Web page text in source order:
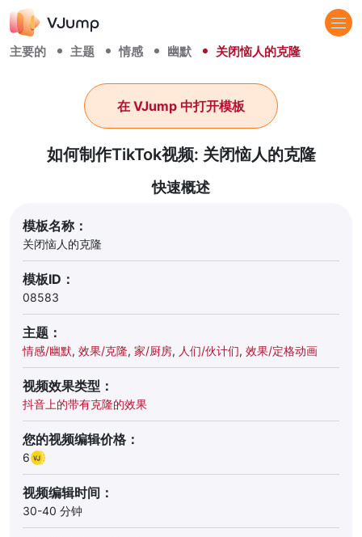
主要的 主题 情感 幽默 关闭恼人的克隆
如何制作TikTok视频: 关闭恼人的克隆
在 VJump 中打开模板
快速概述
模板名称：
关闭恼人的克隆
模板ID：
08583
主题：
情感/幽默, 效果/克隆, 家/厨房, 人们/伙计们, 效果/定格动画
视频效果类型：
抖音上的带有克隆的效果
您的视频编辑价格：
6
视频编辑时间：
30-40 分钟